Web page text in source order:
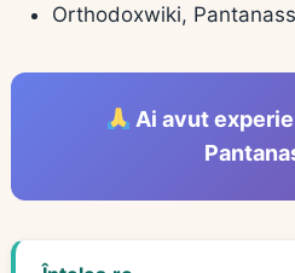
Orthodoxwiki,
Ai avut